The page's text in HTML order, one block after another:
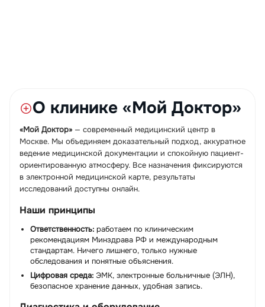
О клинике «Мой Доктор»
«Мой Доктор» — современный медицинский центр в
Москве. Мы объединяем доказательный подход, аккуратное
ведение медицинской документации и спокойную пациент-
ориентированную атмосферу. Все назначения фиксируются
в электронной медицинской карте, результаты
исследований доступны онлайн.
Наши принципы
Ответственность: работаем по клиническим
рекомендациям Минздрава РФ и международным
стандартам. Ничего лишнего, только нужные
обследования и понятные объяснения.
Цифровая среда: ЭМК, электронные больничные (ЭЛН),
безопасное хранение данных, удобная запись.